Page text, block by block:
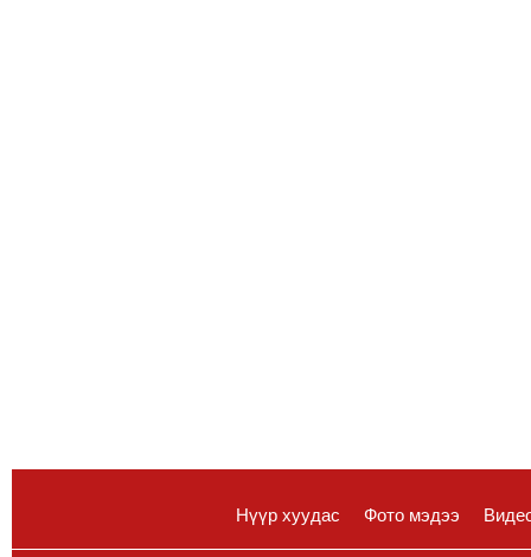
Нүүр хуудас Фото мэдээ